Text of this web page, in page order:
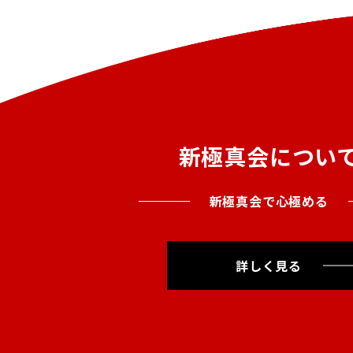
新極真会につい
新極真会で心極める
詳しく見る